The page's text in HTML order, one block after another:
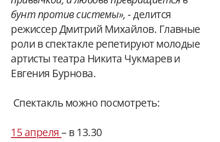
бунт против системы», -делится
режиссер Дмитрий Михайлов. Главные
роли в спектакле репетируют молодые
артисты театра Никита Чукмарев и
Евгения Бурнова.
Спектакль можно посмотреть:
15 апреля– в 13.30